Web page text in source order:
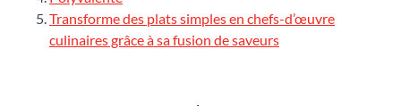
Transforme des plats simples en chefs-d’œuvre
culinaires grâce à sa fusion de saveurs